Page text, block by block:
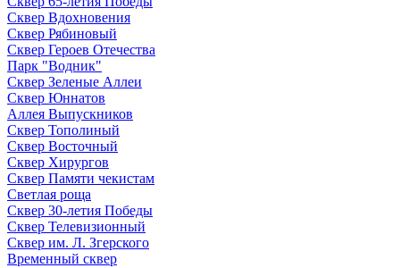
Сквер Вдохновения
Сквер Рябиновый
Сквер Героев Отечества
Парк "Водник"
Сквер Зеленые Аллеи
Сквер Юннатов
Аллея Выпускников
Сквер Тополиный
Сквер Восточный
Сквер Хирургов
Сквер Памяти чекистам
Светлая роща
Сквер 30-летия Победы
Сквер Телевизионный
Сквер им. Л. Згерского
Временный сквер